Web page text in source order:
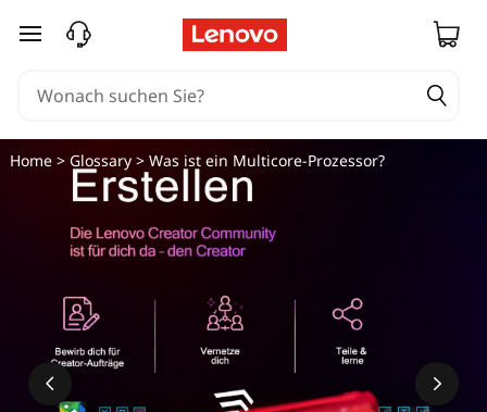
zum Hauptinhalt springen
Home> Glossary> Was ist ein Multicore-Prozessor?